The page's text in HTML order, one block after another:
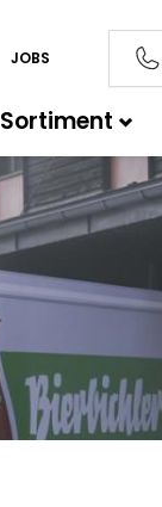
JOBS
Sortiment